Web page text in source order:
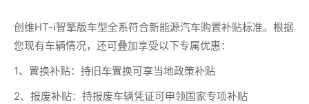
创维HT-i智擎版车型全系符合新能源汽车购置补贴标准。根据
您现有车辆情况，还可叠加享受以下专属优惠：
1、置换补贴：持旧车置换可享当地政策补贴
2、报废补贴：持报废车辆凭证可申领国家专项补贴